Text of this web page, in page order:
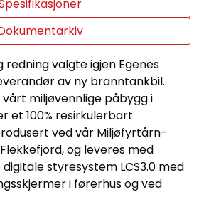
redning valgte igjen Egenes
av ny branntankbil.
miljøvennlige påbygg i
et 100% resirkulerbart
ved vår Miljøfyrtårn-
og leveres med
styresystem LCS3.0 med
i førerhus og ved